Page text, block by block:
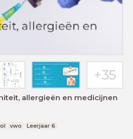
allergieën en medicijnen
vwo Leerjaar 6